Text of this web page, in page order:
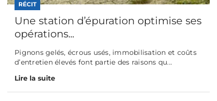
RÉCIT
Une station d’épuration optimise ses
opérations...
Pignons gelés, écrous usés, immobilisation et coûts
d’entretien élevés font partie des raisons qu...
Lire la suite